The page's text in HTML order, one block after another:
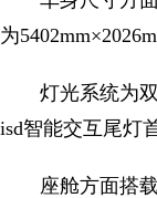
为
灯光系统为
isd智能交互尾灯
座舱方面搭